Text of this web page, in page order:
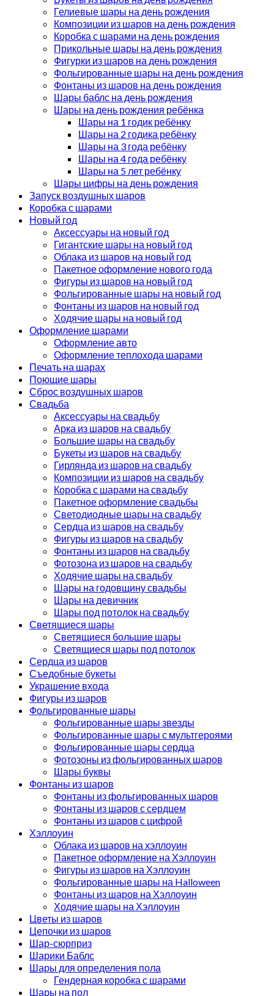
Гелиевые шары на день рождения
Композиции из шаров на день рождения
Коробка с шарами на день рождения
Прикольные шары на день рождения
Фигурки из шаров на день рождения
Фольгированные шары на день рождения
Фонтаны из шаров на день рождения
Шары баблс на день рождения
Шары на день рождения ребёнка
Шары на 1 годик ребёнку
Шары на 2 годика ребёнку
Шары на 3 года ребёнку
Шары на 4 года ребёнку
Шары на 5 лет ребёнку
Шары цифры на день рождения
Запуск воздушных шаров
Коробка с шарами
Новый год
Аксессуары на новый год
Гигантские шары на новый год
Облака из шаров на новый год
Пакетное оформление нового года
Фигуры из шаров на новый год
Фольгированные шары на новый год
Фонтаны из шаров на новый год
Ходячие шары на новый год
Оформление шарами
Оформление авто
Оформление теплохода шарами
Печать на шарах
Поющие шары
Сброс воздушных шаров
Свадьба
Аксессуары на свадьбу
Арка из шаров на свадьбу
Большие шары на свадьбу
Букеты из шаров на свадьбу
Гирлянда из шаров на свадьбу
Композиции из шаров на свадьбу
Коробка с шарами на свадьбу
Пакетное оформление свадьбы
Светодиодные шары на свадьбу
Сердца из шаров на свадьбу
Фигуры из шаров на свадьбу
Фонтаны из шаров на свадьбу
Фотозона из шаров на свадьбу
Ходячие шары на свадьбу
Шары на годовщину свадьбы
Шары на девичник
Шары под потолок на свадьбу
Светящиеся шары
Светящиеся большие шары
Светящиеся шары под потолок
Сердца из шаров
Съедобные букеты
Украшение входа
Фигуры из шаров
Фольгированные шары
Фольгированные шары звезды
Фольгированные шары с мультгероями
Фольгированные шары сердца
Фотозоны из фольгированных шаров
Шары буквы
Фонтаны из шаров
Фонтаны из фольгированных шаров
Фонтаны из шаров с сердцем
Фонтаны из шаров с цифрой
Хэллоуин
Облака из шаров на хэллоуин
Пакетное оформление на Хэллоуин
Фигуры из шаров на Хэллоуин
Фольгированные шары на Halloween
Фонтаны из шаров на Хэллоуин
Ходячие шары на Хэллоуин
Цветы из шаров
Цепочки из шаров
Шар-сюрприз
Шарики Баблс
Шары для определения пола
Гендерная коробка с шарами
Шары на пол